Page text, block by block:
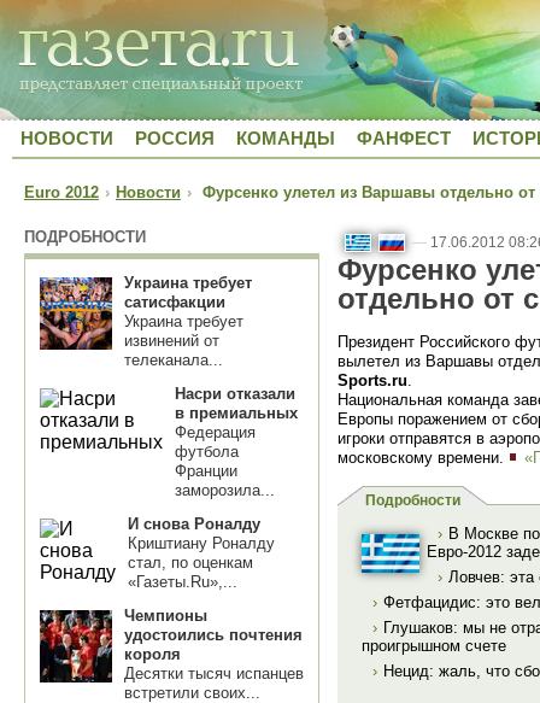
НОВОСТИ РОССИЯ КОМАНДЫ ФАНФЕСТ
Euro 2012 › Новости › Фурсенко улетел из Варшавы отдельно
ПОДРОБНОСТИ
Украина требует
сатисфакции
Украина требует
извинений от
телеканала...
Насри отказали
в премиальных
Федерация
футбола
Франции
заморозила...
И снова Роналду
Криштиану Роналду
стал, по оценкам
«Газеты.Ru»,...
Чемпионы
удостоились почтения
короля
Десятки тысяч испанцев
встретили своих...
— 17.06.2012
Фурсенко
отдельно от
Президент Российского
вылетел из Варшавы
Sports.ru
Национальная команда
Европы поражением от
игроки отправятся в
московскому времени.
Подробности
› В Москве
Евро-2012
› Ловчев: эта
› Фетфацидис: это
› Глушаков: мы не
проигрышном счете
› Нецид: жаль, что